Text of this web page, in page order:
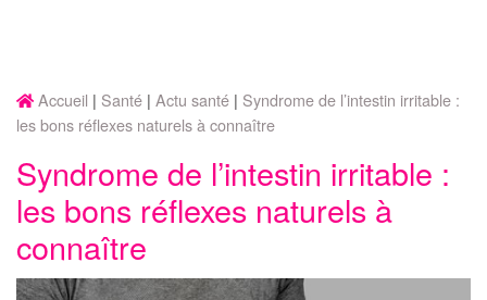
Accueil Santé Actu santé
Syndrome de l’intestin irritable :
les bons réflexes naturels à connaître
Syndrome de l’intestin irritable :
les bons réflexes naturels à
connaître